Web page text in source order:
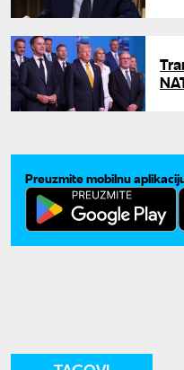
Preuzmite mobilnu